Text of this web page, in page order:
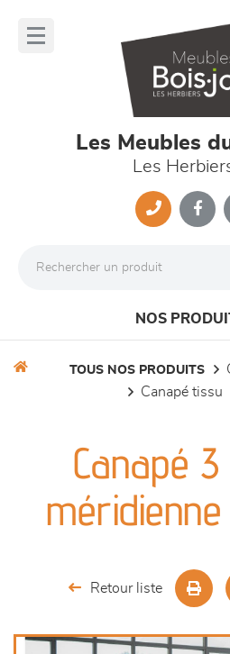
Les Meubles
Les
NOS
séjours
meubles de complément
TOUS NOS PRODUITS
canapé tissu
Canapé
Retour liste